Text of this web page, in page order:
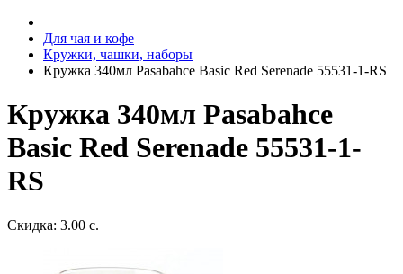
Для чая и кофе
Кружки, чашки, наборы
Кружка 340мл Pasabahce Basic Red Serenade 55531-1-RS
Кружка 340мл Pasabahce
Basic Red Serenade 55531-1-
RS
Скидка: 3.00 с.